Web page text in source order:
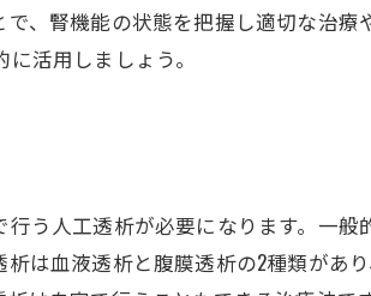
、腎機能の状態を把握し適切な治
活用しましょう。
う人工透析が必要になります。一般
は血液透析と腹膜透析の2種類があ